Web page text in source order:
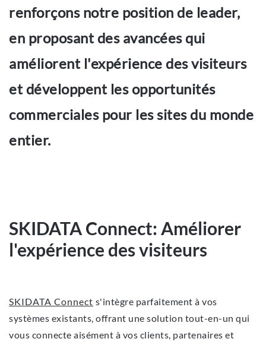
renforçons notre position de leader,
en proposant des avancées qui
améliorent l'expérience des visiteurs
et développent les opportunités
commerciales pour les sites du monde
entier.
SKIDATA Connect: Améliorer
l'expérience des visiteurs
SKIDATA Connect s'intègre parfaitement à vos
systèmes existants, offrant une solution tout-en-un qui
vous connecte aisément à vos clients, partenaires et